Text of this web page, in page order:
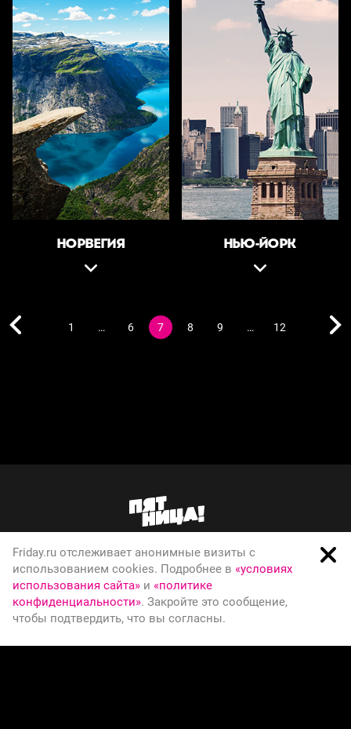
НОРВЕГИЯ НЬЮ-ЙОРК
1 … 6 7 8 9 … 12
О телеканале
Вакансии
Правовая информация
Friday.ru отслеживает анонимные визиты с
использованием cookies. Подробнее в «условиях
использования сайта» и «политике
конфиденциальности». Закройте это сообщение,
чтобы подтвердить, что вы согласны.